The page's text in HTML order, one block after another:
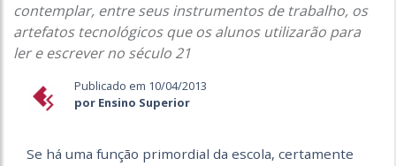
contemplar, entre seus instrumentos de trabalho, os
artefatos tecnológicos que os alunos utilizarão para
ler e escrever no século 21
Publicado em 10/04/2013
por Ensino Superior
Se há uma função primordial da escola, certamente